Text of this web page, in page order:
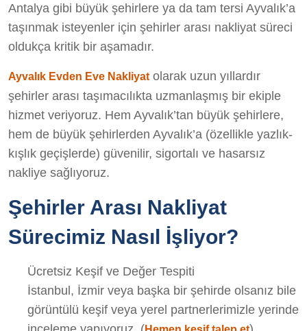
Antalya gibi büyük şehirlere ya da tam tersi Ayvalık’a
taşınmak isteyenler için şehirler arası nakliyat süreci
oldukça kritik bir aşamadır.
Ayvalık Evden Eve Nakliyat olarak uzun yıllardır
şehirler arası taşımacılıkta uzmanlaşmış bir ekiple
hizmet veriyoruz. Hem Ayvalık’tan büyük şehirlere,
hem de büyük şehirlerden Ayvalık’a (özellikle yazlık-
kışlık geçişlerde) güvenilir, sigortalı ve hasarsız
nakliye sağlıyoruz.
Şehirler Arası Nakliyat
Sürecimiz Nasıl İşliyor?
Ücretsiz Keşif ve Değer Tespiti
İstanbul, İzmir veya başka bir şehirde olsanız bile
görüntülü keşif veya yerel partnerlerimizle yerinde